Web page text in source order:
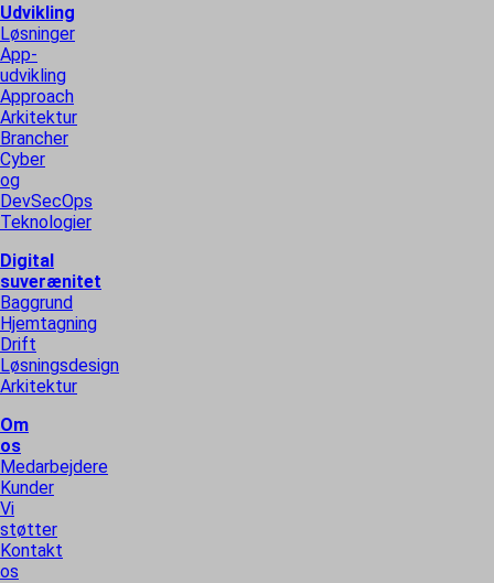
Udvikling
Løsninger
App-
udvikling
Approach
Arkitektur
Brancher
Cyber
og
DevSecOps
Teknologier
Digital
suverænitet
Baggrund
Hjemtagning
Drift
Løsningsdesign
Arkitektur
Om
os
Medarbejdere
Kunder
Vi
støtter
Kontakt
os